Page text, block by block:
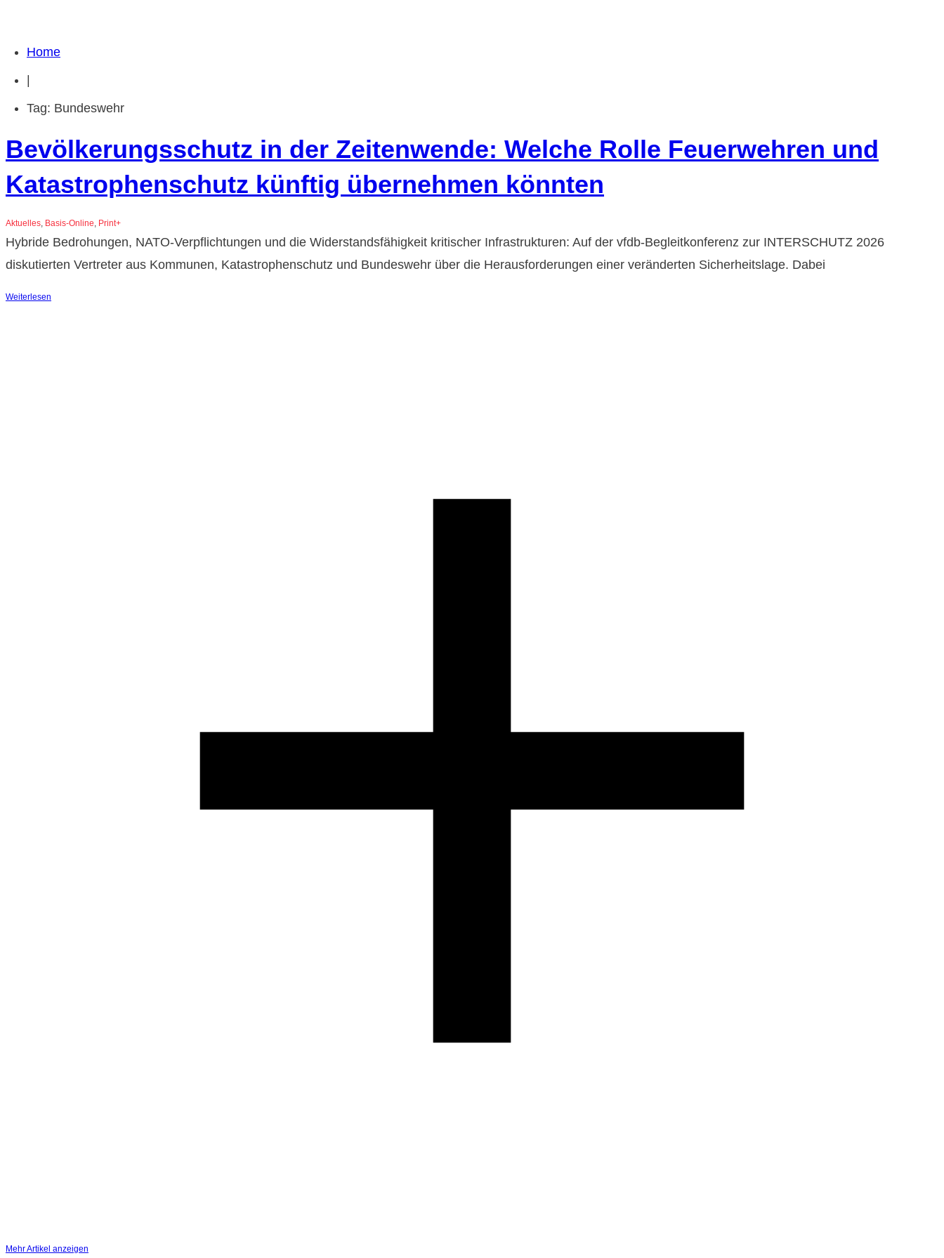
Home
Tag: Bundeswehr
Bevölkerungsschutz in der Zeitenwende: Welche Rolle Feuerwehren und
Katastrophenschutz künftig übernehmen könnten
Aktuelles, Basis-Online, Print+
Hybride Bedrohungen, NATO-Verpflichtungen und die Widerstandsfähigkeit kritischer Infrastrukturen: Auf der vfdb-Begleitkonferenz zur INTERSCHUTZ 2026
diskutierten Vertreter aus Kommunen, Katastrophenschutz und Bundeswehr über die Herausforderungen einer veränderten Sicherheitslage. Dabei
Weiterlesen
Mehr Artikel anzeigen